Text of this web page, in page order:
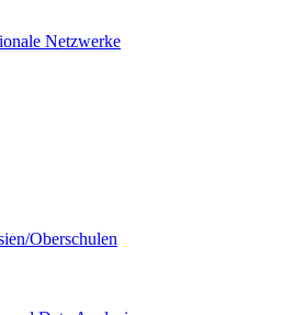
Netzwerke
Oberschulen